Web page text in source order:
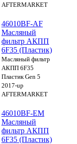
AFTERMARKET
46010BF-AF
Масляный
фильтр АКПП
6F35 (Пластик)
Масляный фильтр
АКПП 6F35
Пластик Gen 5
2017-up
AFTERMARKET
46010BF-EM
Масляный
фильтр АКПП
6F35 (Пластик)